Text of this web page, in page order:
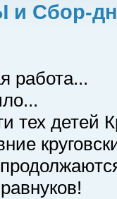
Сбор-
работа...
тех детей